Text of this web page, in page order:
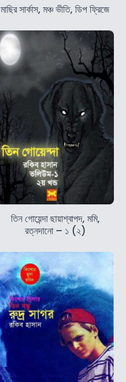
মাছির সার্কাস, মঞ্চ ভীতি, ডিপ ফ্রিজে
তিন গোয়েন্দা ছায়াশ্বাপদ, মমি,
রত্নদানো – ১ (২)